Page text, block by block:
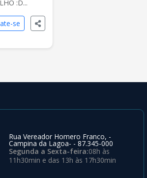
:D...
se
Rua Vereador Homero Franco, -
Campina da Lagoa- - 87.345-000
Segunda a Sexta-feira:08h às
11h30min e das 13h às 17h30min